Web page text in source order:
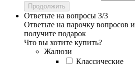
Продолжить
Ответьте на вопросы 3/3
Ответьте на парочку вопросов
получите подарок
Что вы хотите купить?
Жалюзи
Классические